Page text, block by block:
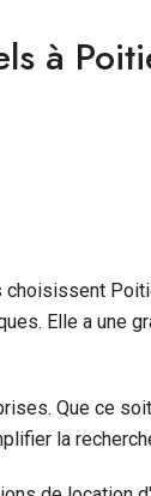
à
Elle a une
Que ce
la